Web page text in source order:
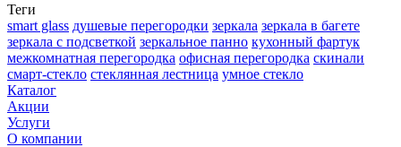
Теги
smart glass душевые перегородки зеркала зеркала в багете
зеркала с подсветкой зеркальное панно кухонный фартук
межкомнатная перегородка офисная перегородка скинали
смарт-стекло стеклянная лестница умное стекло
Каталог
Акции
Услуги
О компании